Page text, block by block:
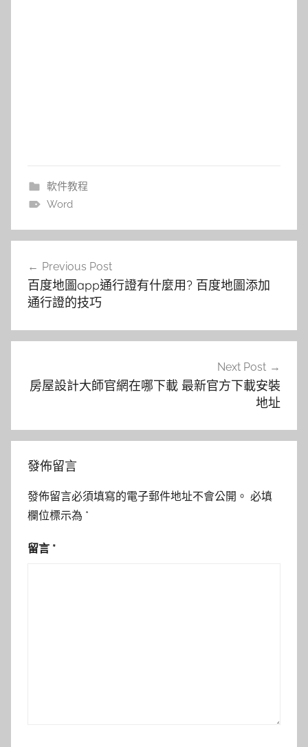
軟件教程
Word
導
覽
Previous Post
百度地圖app通行證有什麼用? 百度地圖添加
通行證的技巧
Next Post
房屋設計大師官網在哪下載 最新官方下載安裝
地址
發佈留言
發佈留言必須填寫的電子郵件地址不會公開。 必填
欄位標示為 *
留言 *